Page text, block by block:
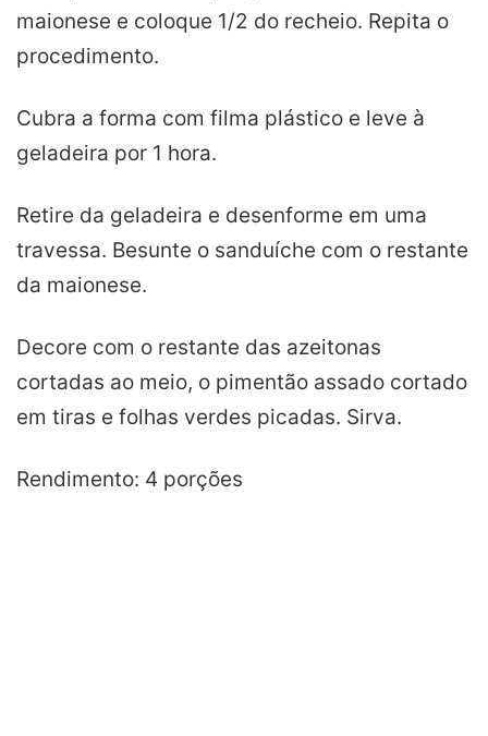
maionese e coloque 1/2 do recheio. Repita o
procedimento.
Cubra a forma com filma plástico e leve à
geladeira por 1 hora.
Retire da geladeira e desenforme em uma
travessa. Besunte o sanduíche com o restante
da maionese.
Decore com o restante das azeitonas
cortadas ao meio, o pimentão assado cortado
em tiras e folhas verdes picadas. Sirva.
Rendimento: 4 porções